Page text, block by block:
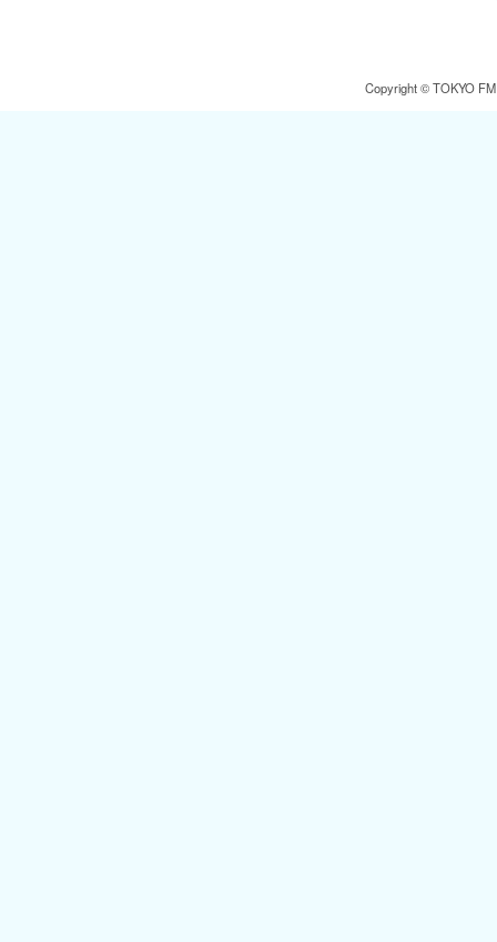
Copyright © TOKYO